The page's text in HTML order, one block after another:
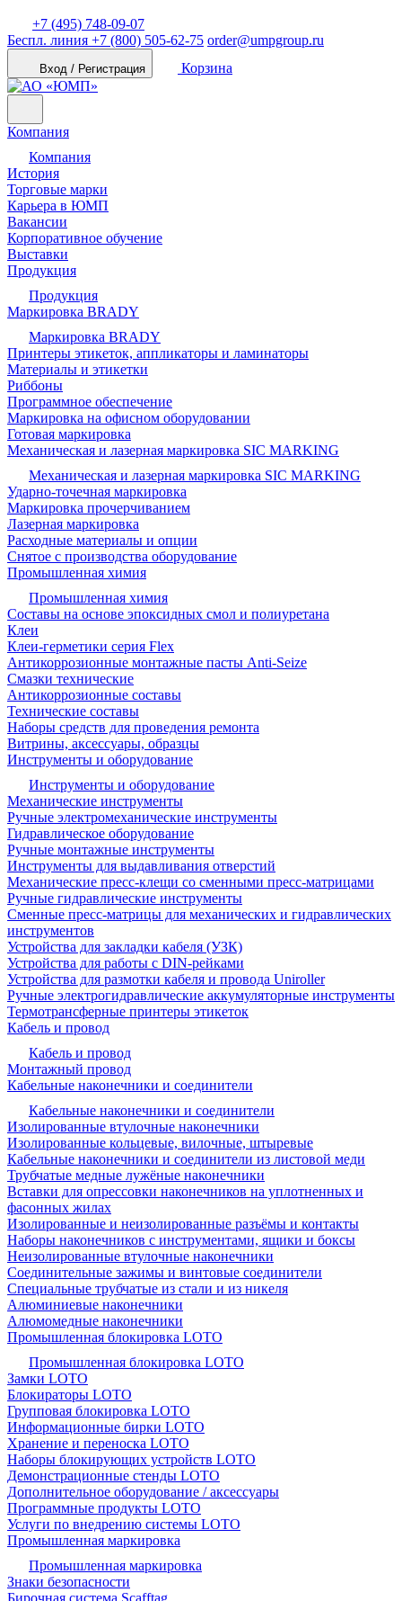
+7 (495) 748-09-07
Беспл. линия +7 (800) 505-62-75 order@umpgroup.ru
Вход / Регистрация Корзина
Компания
Компания
История
Торговые марки
Карьера в ЮМП
Вакансии
Корпоративное обучение
Выставки
Продукция
Продукция
Маркировка BRADY
Маркировка BRADY
Принтеры этикеток, аппликаторы и ламинаторы
Материалы и этикетки
Риббоны
Программное обеспечение
Маркировка на офисном оборудовании
Готовая маркировка
Механическая и лазерная маркировка SIC MARKING
Механическая и лазерная маркировка SIC MARKING
Ударно-точечная маркировка
Маркировка прочерчиванием
Лазерная маркировка
Расходные материалы и опции
Снятое с производства оборудование
Промышленная химия
Промышленная химия
Составы на основе эпоксидных смол и полиуретана
Клеи
Клеи-герметики серия Flex
Антикоррозионные монтажные пасты Anti-Seize
Смазки технические
Антикоррозионные составы
Технические составы
Наборы средств для проведения ремонта
Витрины, аксессуары, образцы
Инструменты и оборудование
Инструменты и оборудование
Механические инструменты
Ручные электромеханические инструменты
Гидравлическое оборудование
Ручные монтажные инструменты
Инструменты для выдавливания отверстий
Механические пресс-клещи со сменными пресс-матрицами
Ручные гидравлические инструменты
Сменные пресс-матрицы для механических и гидравлических
инструментов
Устройства для закладки кабеля (УЗК)
Устройства для работы с DIN-рейками
Устройства для размотки кабеля и провода Uniroller
Ручные электрогидравлические аккумуляторные инструменты
Термотрансферные принтеры этикеток
Кабель и провод
Кабель и провод
Монтажный провод
Кабельные наконечники и соединители
Кабельные наконечники и соединители
Изолированные втулочные наконечники
Изолированные кольцевые, вилочные, штыревые
Кабельные наконечники и соединители из листовой меди
Трубчатые медные лужёные наконечники
Вставки для опрессовки наконечников на уплотненных и
фасонных жилах
Изолированные и неизолированные разъёмы и контакты
Наборы наконечников с инструментами, ящики и боксы
Неизолированные втулочные наконечники
Соединительные зажимы и винтовые соединители
Специальные трубчатые из стали и из никеля
Алюминиевые наконечники
Алюмомедные наконечники
Промышленная блокировка LOTO
Промышленная блокировка LOTO
Замки LOTO
Блокираторы LOTO
Групповая блокировка LOTO
Информационные бирки LOTO
Хранение и переноска LOTO
Наборы блокирующих устройств LOTO
Демонстрационные стенды LOTO
Дополнительное оборудование / аксессуары
Программные продукты LOTO
Услуги по внедрению системы LOTO
Промышленная маркировка
Промышленная маркировка
Знаки безопасности
Бирочная система Scafftag